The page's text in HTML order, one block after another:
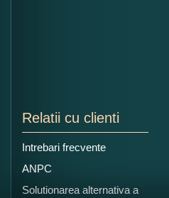
Relatii cu clienti
Intrebari frecvente
ANPC
Solutionarea alternativa a